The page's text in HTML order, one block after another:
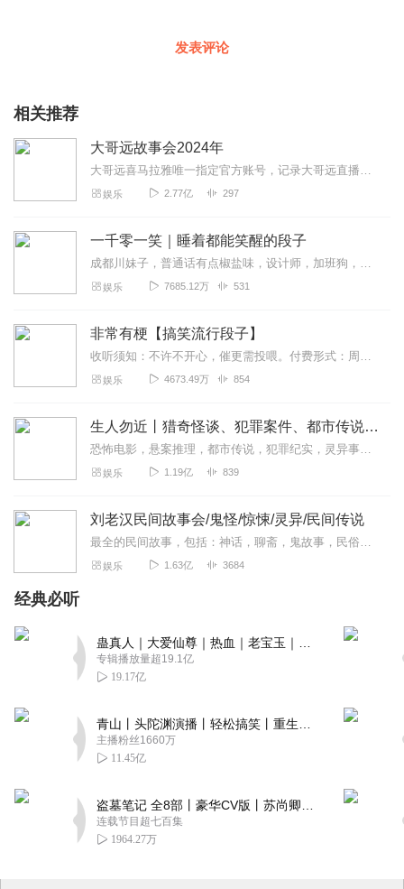
发表评论
相关推荐
大哥远故事会2024年
大哥远喜马拉雅唯一指定官方账号，记录大哥远直播时讲述每段故事会，用最接地气的东北话带你身临其境走进每一段故事会，你笑了就行，不要纠结故事的真实性。故事消失的就是...
娱乐 2.77亿 297
一千零一笑｜睡着都能笑醒的段子
成都川妹子，普通话有点椒盐味，设计师，加班狗，每周一单更，欢迎订阅。【主播有声书系列一键直达】适合小学到高中青少年听的趣味故事有声书：孩子最爱的启智笑话书越听...
娱乐 7685.12万 531
非常有梗【搞笑流行段子】
收听须知：不许不开心，催更需投喂。付费形式：周一付费更新，周四免费更新。不定期加更。会员免费听，或单期2.99元订购听（二选一即可）！本节目由喜马拉雅独家出品说...
娱乐 4673.49万 854
生人勿近丨猎奇怪谈、犯罪案件、都市传说、未解之谜
恐怖电影，悬案推理，都市传说，犯罪纪实，灵异事件，自然灾难，未解之谜。＞＞点击加入西米团，从一桩桩奇闻异录中，窥探人性的善恶。这里没有刻意的语气渲染，也没有凭空...
娱乐 1.19亿 839
刘老汉民间故事会/鬼怪/惊悚/灵异/民间传说
最全的民间故事，包括：神话，聊斋，鬼故事，民俗，传说故事，听友投稿等一个搜集的民间故事好听的声音，流传的故事发人深省，警示世人，故事虽短，意义深长。本专辑包括民...
娱乐 1.63亿 3684
经典必听
专辑播放量超19.1亿
19.17亿
主播粉丝1660万
11.45亿
连载节目超七百集
1964.27万